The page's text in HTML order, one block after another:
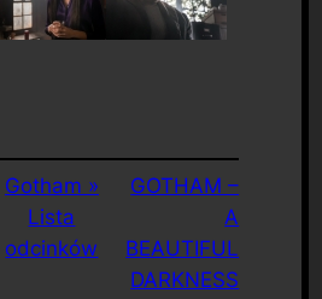
Gotham »
Lista
odcinków
GOTHAM –
A
BEAUTIFUL
DARKNESS